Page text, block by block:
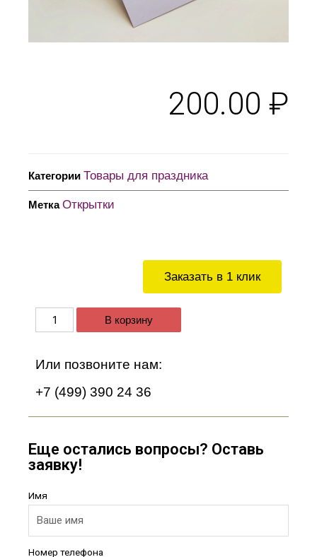
Заказать в 1 клик
В корзину
Или позвоните нам:
+7 (499) 390 24 36
Еще остались вопросы? Оставь
заявку!
Имя
Номер телефона
200.00 ₽
Категории Товары для праздника
Метка Открытки